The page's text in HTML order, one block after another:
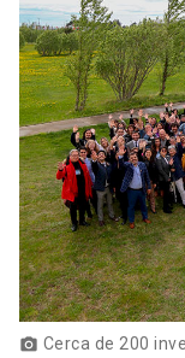
photo_camera Cerca de 200